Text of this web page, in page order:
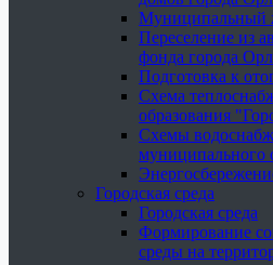
Муниципальный
Переселение из
фонда города
Подготовка к
Схема
образования
Схемы
муниципального
Городская среда
Городская среда
Формирование
среды на